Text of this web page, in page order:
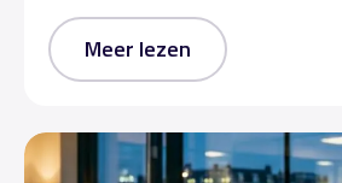
Meer lezen